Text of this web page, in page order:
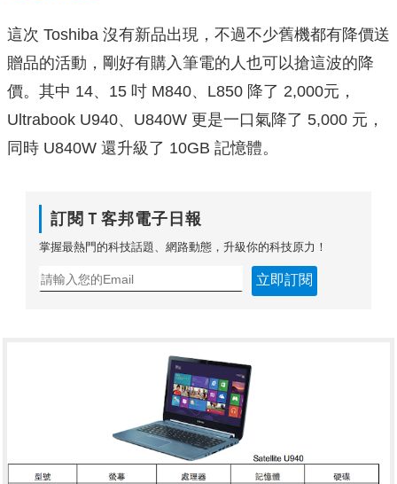
這次 Toshiba 沒有新品出現，不過不少舊機都有降價送
贈品的活動，剛好有購入筆電的人也可以搶這波的降
價。其中 14、15 吋 M840、L850 降了 2,000元，
Ultrabook U940、U840W 更是一口氣降了 5,000 元，
同時 U840W 還升級了 10GB 記憶體。
訂閱Ｔ客邦電子日報
掌握最熱門的科技話題、網路動態，升級你的科技原力！
立即訂閱